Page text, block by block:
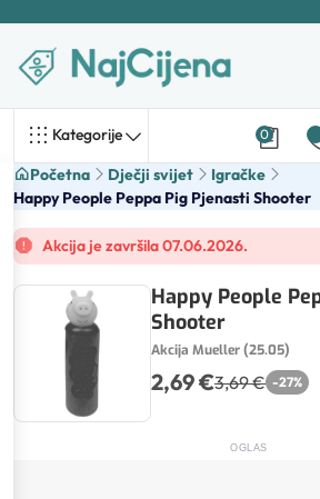
Kategorije 0
Početna Dječji svijet
Igračke
Happy People Peppa Pig Pjenasti Shooter
Akcija je završila 07.06.2026.
Happy People
Shooter
Akcija Mueller (25.05)
2,69 €3,69 € -27%
OGLAS